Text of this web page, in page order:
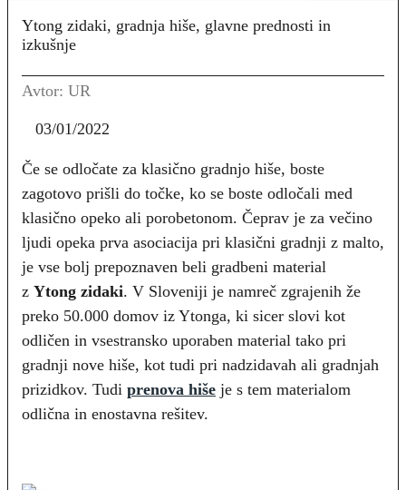
Ytong zidaki, gradnja hiše, glavne prednosti in
izkušnje
Avtor: UR
03/01/2022
Če se odločate za klasično gradnjo hiše, boste
zagotovo prišli do točke, ko se boste odločali med
klasično opeko ali porobetonom. Čeprav je za večino
ljudi opeka prva asociacija pri klasični gradnji z malto,
je vse bolj prepoznaven beli gradbeni material
z Ytong zidaki. V Sloveniji je namreč zgrajenih že
preko 50.000 domov iz Ytonga, ki sicer slovi kot
odličen in vsestransko uporaben material tako pri
gradnji nove hiše, kot tudi pri nadzidavah ali gradnjah
prizidkov. Tudi prenova hiše je s tem materialom
odlična in enostavna rešitev.